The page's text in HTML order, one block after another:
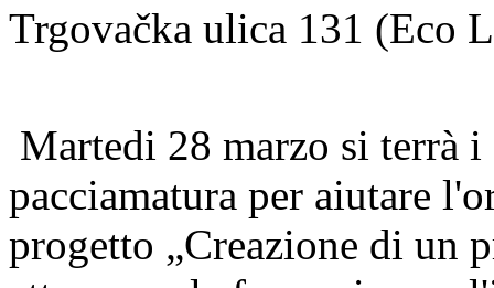
Trgovačka ulica 131 (Eco
Martedi 28 marzo si terrà
pacciamatura per aiutare
progetto „Creazione di un